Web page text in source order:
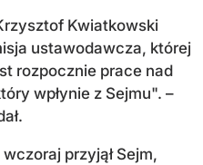
Kwiatkowski
ustawodawcza, której
rozpocznie prace nad
wpłynie z Sejmu". –
przyjął Sejm,